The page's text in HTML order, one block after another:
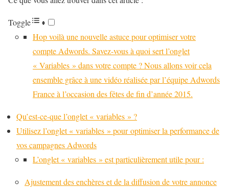
Toggle
Hop voilà une nouvelle astuce pour optimiser votre
compte Adwords. Savez-vous à quoi sert l’onglet
« Variables » dans votre compte ? Nous allons voir cela
ensemble grâce à une vidéo réalisée par l’équipe Adwords
France à l’occasion des fêtes de fin d’année 2015.
Qu’est-ce-que l’onglet « variables » ?
Utilisez l’onglet « variables » pour optimiser la performance de
vos campagnes Adwords
L’onglet « variables » est particulièrement utile pour :
Ajustement des enchères et de la diffusion de votre annonce